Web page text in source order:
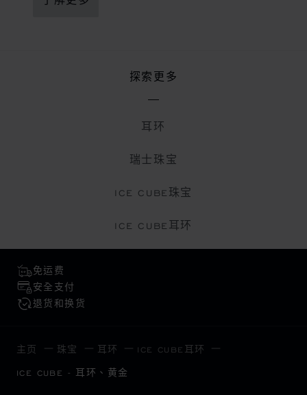
探索更多
耳环
瑞士珠宝
ICE CUBE珠宝
ICE CUBE耳环
免运费
安全支付
退货和换货
主页 珠宝 耳环 ICE CUBE耳环
ICE CUBE - 耳环、黄金